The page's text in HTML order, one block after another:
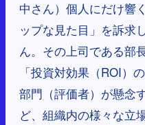
中さん）個人にだけ響
ップな見た目」を訴求
ん。その上司である部
「投資対効果（ROI）
部門（評価者）が懸念
ど、組織内の様々な立